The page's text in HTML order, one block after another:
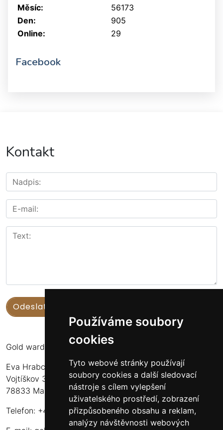
Používáme soubory
cookies
Tyto webové stránky používají
soubory cookies a další sledovací
nástroje s cílem vylepšení
uživatelského prostředí, zobrazení
přizpůsobeného obsahu a reklam,
analýzy návštěvnosti webových
Online: 29
Měsíc:
56173
Den:
905
Facebook
Kontakt
Gold warden
Eva Hrabcová
Vojtíškov 3
78833 Malá Morava
Telefon: +420 777 549 171